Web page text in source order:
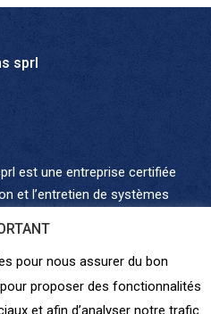
sprl
est une entreprise certifiée
et l’entretien de systèmes
(IBZ 20-1783-05) et
B-1710). Nous sommes
d’accès, coffres-fortset
vous offrons plus de 30 ans
pour nous assurer du bon
proposer des fonctionnalités